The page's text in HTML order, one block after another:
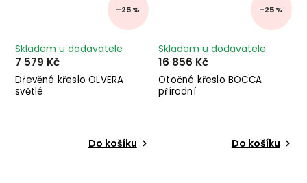
–25 %
Dřevěné křeslo OLVERA
světlé
Skladem u dodavatele
7 579 Kč
Do košíku
–25 %
Otočné křeslo BOCCA
přírodní
Skladem u dodavatele
16 856 Kč
Do košíku